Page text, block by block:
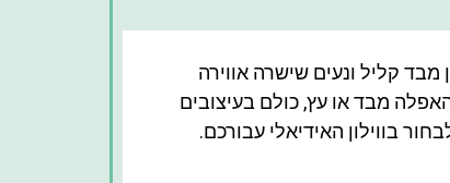
קליל ונעים שישרה אווירה
האפלה מבד או עץ, כולם בעיצובים
בווילון האידיאלי עבורכם.